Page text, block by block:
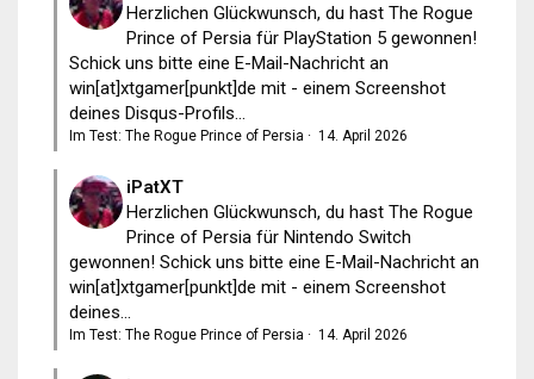
Herzlichen Glückwunsch, du hast The Rogue
Prince of Persia für PlayStation 5 gewonnen!
Schick uns bitte eine E-Mail-Nachricht an
win[at]xtgamer[punkt]de mit - einem Screenshot
deines Disqus-Profils...
Im Test: The Rogue Prince of Persia · 14. April 2026
iPatXT
Herzlichen Glückwunsch, du hast The Rogue
Prince of Persia für Nintendo Switch
gewonnen! Schick uns bitte eine E-Mail-Nachricht an
win[at]xtgamer[punkt]de mit - einem Screenshot
deines...
Im Test: The Rogue Prince of Persia · 14. April 2026